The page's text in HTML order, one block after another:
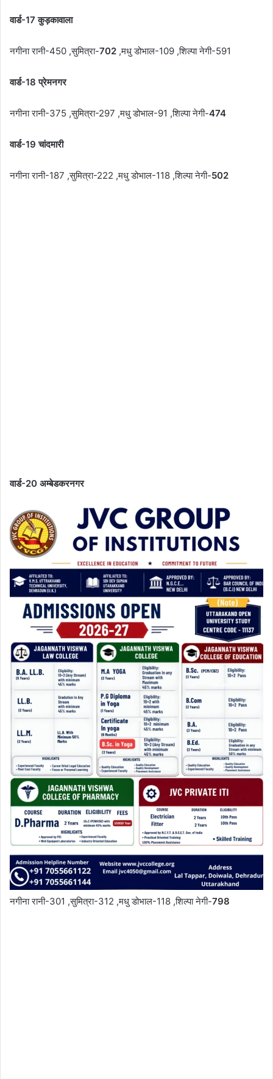
वार्ड-17 कुड़कावाला
नगीना रानी-450 ,सुमित्रा-702 ,मधु डोभाल-109 ,शिल्पा नेगी-591
वार्ड-18 प्रेमनगर
नगीना रानी-375 ,सुमित्रा-297 ,मधु डोभाल-91 ,शिल्पा नेगी-474
वार्ड-19 चांदमारी
नगीना रानी-187 ,सुमित्रा-222 ,मधु डोभाल-118 ,शिल्पा नेगी-502
वार्ड-20 अम्बेडकरनगर
नगीना रानी-301 ,सुमित्रा-312 ,मधु डोभाल-118 ,शिल्पा नेगी-798